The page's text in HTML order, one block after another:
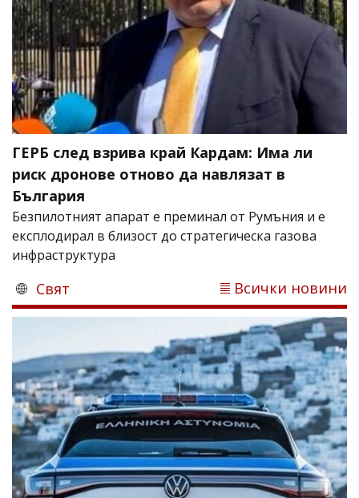
ГЕРБ след взрива край Кардам: Има ли
риск дронове отново да навлязат в
България
Безпилотният апарат е преминал от Румъния и е
експлодирал в близост до стратегическа газова
инфраструктура
Свят Всички новини